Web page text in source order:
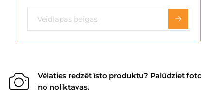
Vēlaties redzēt īsto produktu? Palūdziet foto
no noliktavas.